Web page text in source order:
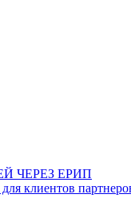
ЧЕРЕЗ ЕРИП
клиентов